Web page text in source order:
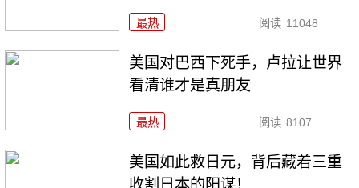
最热 阅读 11048
美国对巴西下死手，卢拉让世界
看清谁才是真朋友
最热 阅读 8107
美国如此救日元，背后藏着三重
收割日本的阳谋！